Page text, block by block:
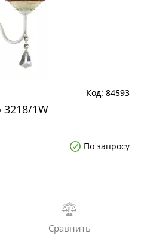
84593
3218/1W
По запросу